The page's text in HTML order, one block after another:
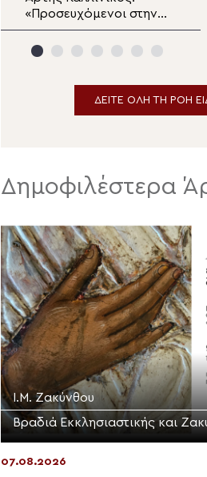
«Προσευχόμενοι στην
Παναγία, συναντάμε τον
Χριστό»
ΔΕΙΤΕ ΟΛΗ ΤΗ ΡΟΗ
Δημοφιλέστερα
Ι.Μ. Ζακύνθου
Βραδιά Εκκλησιαστικής και
07.08.2026